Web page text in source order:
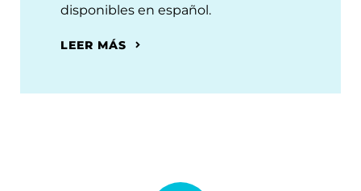
disponibles en español.
LEER MÁS